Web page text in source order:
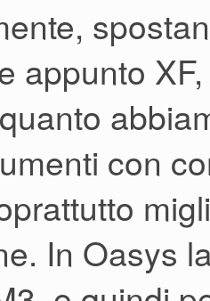
appunto
con
In Oasys